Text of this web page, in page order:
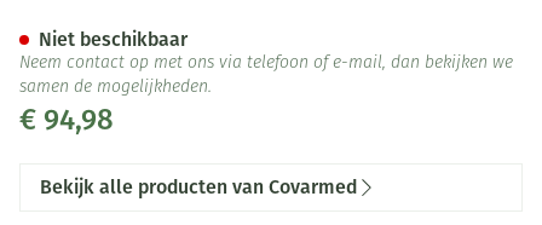
€ 94,98
Niet beschikbaar
Neem contact op met ons via telefoon of e-mail, dan bekijken we
samen de mogelijkheden.
Bekijk alle producten van Covarmed